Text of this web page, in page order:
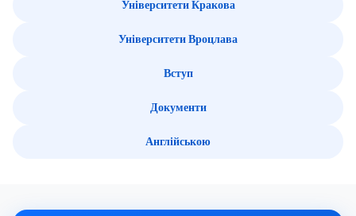
Університети Кракова
Університети Вроцлава
Вступ
Документи
Англійською